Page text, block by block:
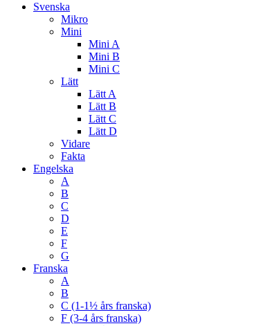
Svenska
Mikro
Mini
Mini A
Mini B
Mini C
Lätt
Lätt A
Lätt B
Lätt C
Lätt D
Vidare
Fakta
Engelska
A
B
C
D
E
F
G
Franska
A
B
C (1-1½ års franska)
F (3-4 års franska)